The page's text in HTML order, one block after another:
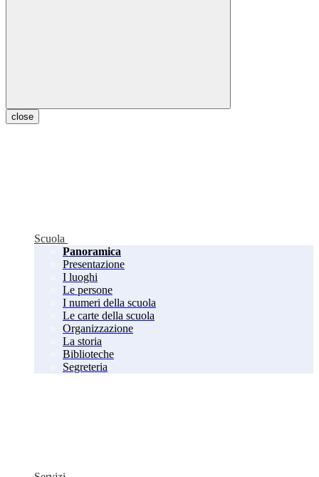
close
Scuola
Panoramica
Presentazione
I luoghi
Le persone
I numeri della scuola
Le carte della scuola
Organizzazione
La storia
Biblioteche
Segreteria